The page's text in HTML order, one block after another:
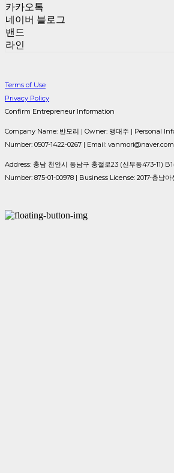
카카오톡
네이버 블로그
밴드
라인
Terms of Use
Privacy Policy
Confirm Entrepreneur Information
Company Name: 반모리 | Owner: 맹대주 | Personal
Number: 0507-1422-0267 | Email: vanmori@naver.com
Address: 충남 천안시 동남구 충절로23 (신부동473-11)
Number: 875-01-00978 | Business License: 2017-충남아